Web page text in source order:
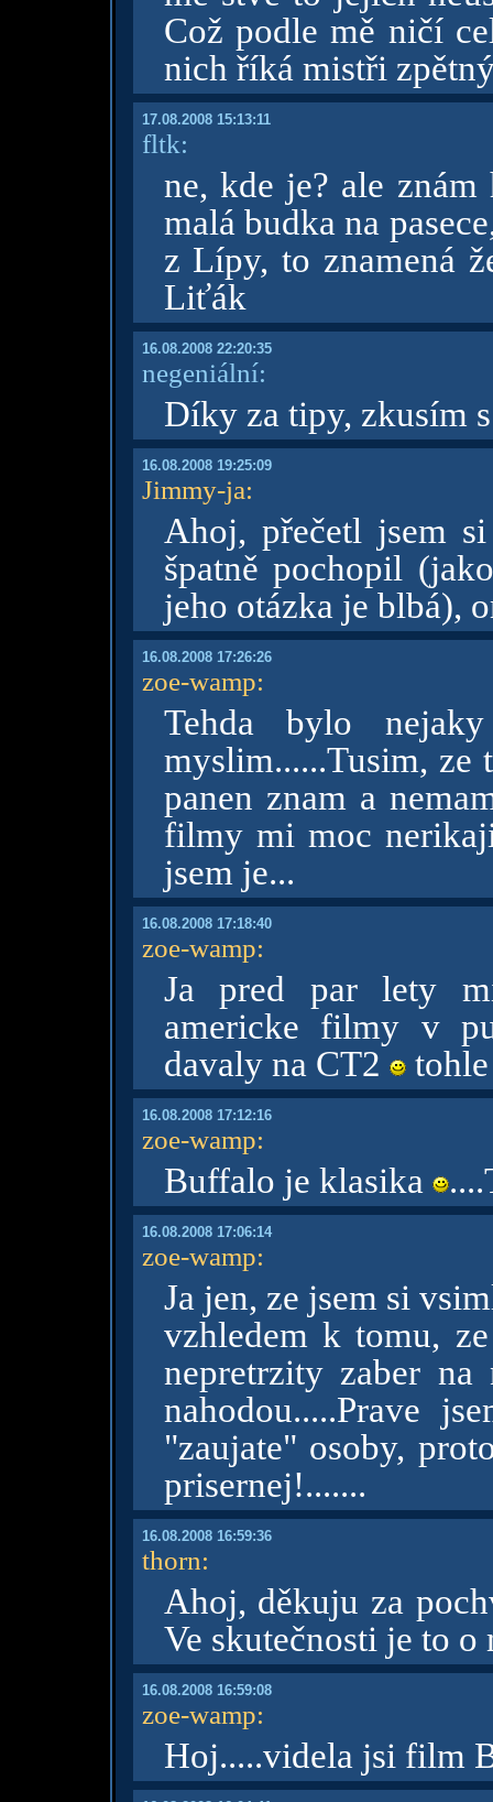
Což podle mě ničí
nich říká mistři
17.08.2008 15:13:11
fltk:
ne, kde je? ale znám
malá budka na
z Lípy, to znamená
Liťák
16.08.2008 22:20:35
negeniální:
Díky za tipy, zkusím
16.08.2008 19:25:09
Jimmy-ja:
Ahoj, přečetl jsem
špatně pochopil
jeho otázka je blbá),
16.08.2008 17:26:26
zoe-wamp:
Tehda bylo
myslim......Tusim, ze
panen znam a
filmy mi moc
jsem je...
16.08.2008 17:18:40
zoe-wamp:
Ja pred par lety
americke filmy v
davaly na CT2
tohle
16.08.2008 17:12:16
zoe-wamp:
Buffalo je klasika
16.08.2008 17:06:14
zoe-wamp:
Ja jen, ze jsem si
vzhledem k tomu,
nepretrzity zaber
nahodou.....Prave
"zaujate" osoby,
prisernej!.......
16.08.2008 16:59:36
thorn:
Ahoj, děkuju za
Ve skutečnosti je to o
16.08.2008 16:59:08
zoe-wamp:
Hoj.....videla jsi film